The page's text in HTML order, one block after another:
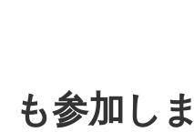
も参加しま